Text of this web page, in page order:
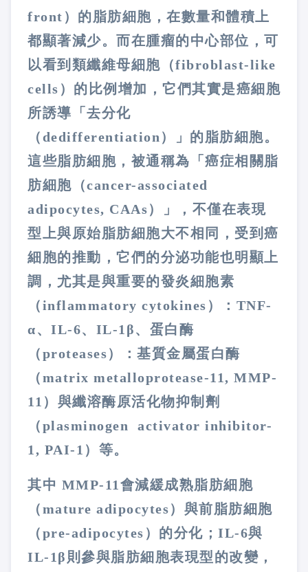
front ）的脂肪細胞，在數量和體積上
都顯著減少。而在腫瘤的中心部位，可
以看到類纖維母細胞（fibroblast-like
cells ）的比例增加，它們其實是癌細胞
所誘導「去分化
（dedifferentiation ）」的脂肪細胞。
這些脂肪細胞，被通稱為「癌症相關脂
肪細胞（cancer-associated
adipocytes, CAAs）」，不僅在表現
型上與原始脂肪細胞大不相同，受到癌
細胞的推動，它們的分泌功能也明顯上
調，尤其是與重要的發炎細胞素
（inflammatory cytokines ）： TNF-
α、 IL-6、 IL-1β、蛋白酶
（proteases）：基質金屬蛋白酶
（matrix metalloprotease-11, MMP-
11 ）與纖溶酶原活化物抑制劑
（plasminogen activator inhibitor-
1, PAI-1 ）等。
其中 MMP-11 會減緩成熟脂肪細胞
（mature adipocytes）與前脂肪細胞
（pre-adipocytes ）的分化； IL-6與
IL-1 β則參與脂肪細胞表現型的改變，